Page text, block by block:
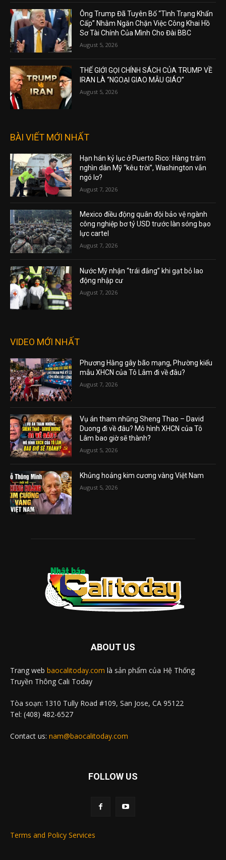
Ông Trump Đã Tuyên Bố “Tình Trạng Khẩn
Cấp” Nhằm Ngăn Chặn Việc Công Khai Hồ
Sơ Tài Chính Của Mình Cho Đài BBC
August 5, 2026
THẾ GIỚI GỌI CHÍNH SÁCH CỦA TRUMP VỀ
IRAN LÀ “NGOẠI GIAO MẪU GIÁO”
August 5, 2026
BÀI VIẾT MỚI NHẤT
Hạn hán kỷ lục ở Puerto Rico: Hàng trăm
nghìn dân Mỹ “kêu trời”, Washington vẫn
ngó lơ?
August 7, 2026
Mexico điều động quân đội bảo vệ ngành
công nghiệp bơ tỷ USD trước làn sóng bạo
lực cartel
August 7, 2026
Nước Mỹ nhận “trái đắng” khi gạt bỏ lao
động nhập cư
August 7, 2026
VIDEO MỚI NHẤT
Phương Hằng gây bão mạng, Phường kiểu
mẫu XHCN của Tô Lâm đi về đâu?
August 7, 2026
Vụ án tham nhũng Sheng Thao – David
Duong đi về đâu? Mô hình XHCN của Tô
Lâm bao giờ sẽ thành?
August 5, 2026
Khủng hoảng kim cương vàng Việt Nam
August 5, 2026
ABOUT US
Trang web baocalitoday.com là sản phẩm của Hệ Thống
Truyền Thông Cali Today
Tòa soạn: 1310 Tully Road #109, San Jose, CA 95122
Tel: (408) 482-6527
Contact us: nam@baocalitoday.com
FOLLOW US
Terms and Policy Services